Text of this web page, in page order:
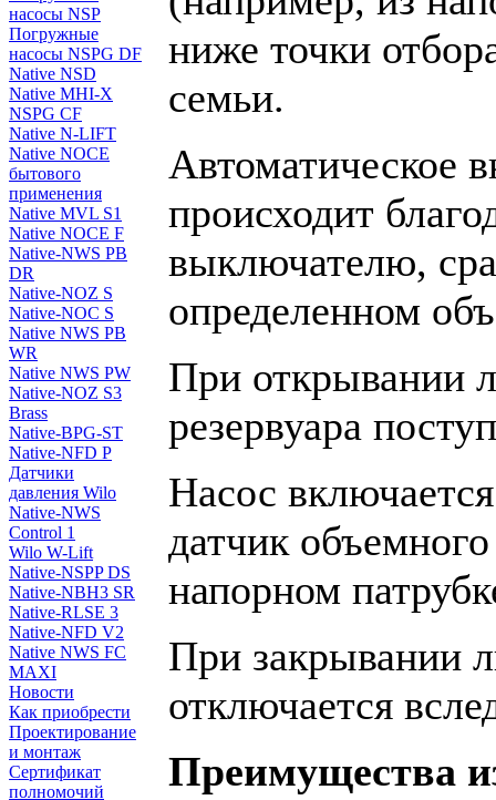
насосы NSP
Погружные
насосы NSPG DF
Native NSD
Native MHI-X
NSPG CF
Native N-LIFT
Native NOCE
бытового
применения
Native MVL S1
Native NOCE F
Native-NWS PB
DR
Native-NOZ S
Native-NOC S
Native NWS PB
WR
Native NWS PW
Native-NOZ S3
Brass
Native-BPG-ST
Native-NFD P
Датчики
давления Wilo
Native-NWS
Control 1
Wilo W-Lift
Native-NSPP DS
Native-NBH3 SR
Native-RLSE 3
Native-NFD V2
Native NWS FC
MAXI
Новости
Как приобрести
Проектирование
и монтаж
Сертификат
полномочий
ниже точки
семьи.
Автоматическое
происходит
выключателю,
определенном
При открывании
резервуара
Насос
датчик
напорном
При закрывании
отключается
Преимущества